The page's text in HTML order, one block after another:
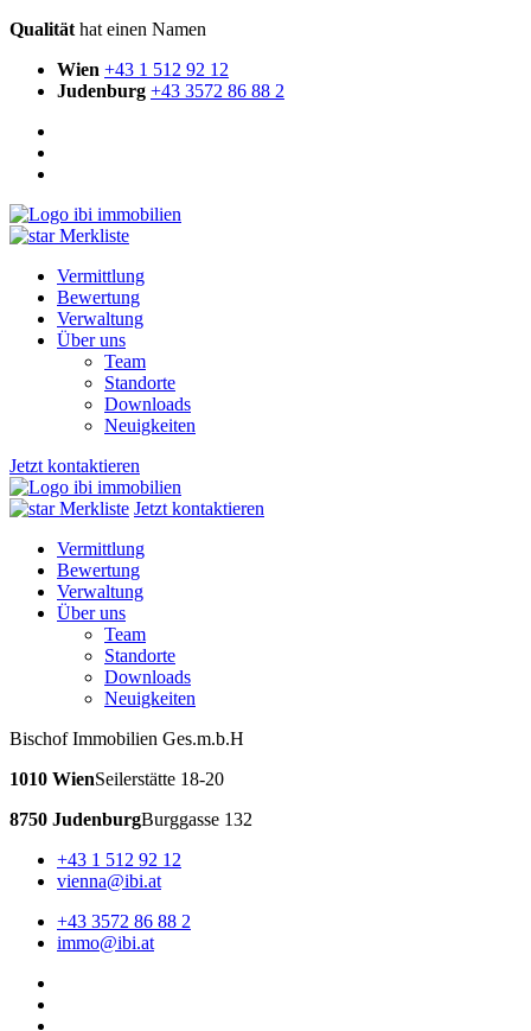
Qualität hat einen Namen
Wien +43 1 512 92 12
Judenburg +43 3572 86 88 2
Merkliste
Vermittlung
Bewertung
Verwaltung
Über uns
Team
Standorte
Downloads
Neuigkeiten
Jetzt kontaktieren
Merkliste Jetzt kontaktieren
Vermittlung
Bewertung
Verwaltung
Über uns
Team
Standorte
Downloads
Neuigkeiten
Bischof Immobilien Ges.m.b.H
1010 WienSeilerstätte 18-20
8750 JudenburgBurggasse 132
+43 1 512 92 12
vienna@ibi.at
+43 3572 86 88 2
immo@ibi.at